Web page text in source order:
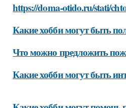
https://doma-otido.ru/stati/
Какие хобби могут быть
Что можно предложить
Какие хобби могут быть